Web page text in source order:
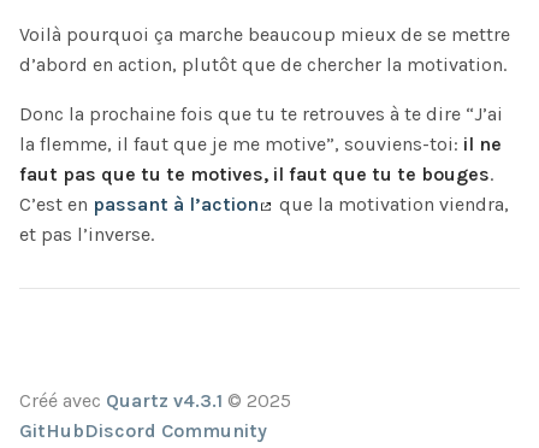
Voilà pourquoi ça marche beaucoup mieux de se mettre
d’abord en action, plutôt que de chercher la motivation.
Donc la prochaine fois que tu te retrouves à te dire “J’ai
la flemme, il faut que je me motive”, souviens-toi: il ne
faut pas que tu te motives, il faut que tu te bouges.
C’est en passant à l’action
que la motivation viendra,
et pas l’inverse.
Créé avec Quartz v4.3.1 © 2025
GitHubDiscord Community